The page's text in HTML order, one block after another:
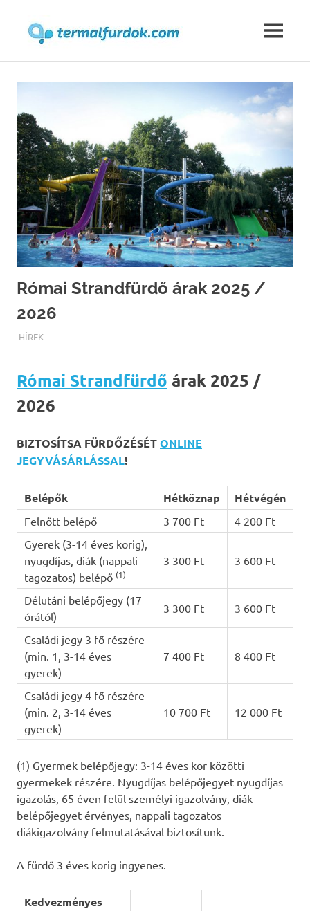
MENU
Római Strandfürdő árak 2025 /
2026
TERMALFURDOK.COM
HÍREK
Római Strandfürdő árak 2025 /
2026
BIZTOSÍTSA FÜRDŐZÉSÉTONLINE
JEGYVÁSÁRLÁSSAL!
Belépők Hétköznap Hétvégén
Felnőtt belépő 3 700 Ft
4 200 Ft
Gyerek (3-14 éves korig),
nyugdíjas, diák (nappali
tagozatos) belépő (1)
3 300 Ft 3 600 Ft
Délutáni belépőjegy (17
órától)
3 300 Ft 3 600 Ft
Családi jegy 3 fő részére
(min. 1, 3-14 éves
gyerek)
7 400 Ft 8 400 Ft
Családi jegy 4 fő részére
(min. 2, 3-14 éves
gyerek)
10 700 Ft 12 000 Ft
(1) Gyermek belépőjegy: 3-14 éves kor közötti
gyermekek részére. Nyugdíjas belépőjegyet nyugdíjas
igazolás, 65 éven felül személyi igazolvány, diák
belépőjegyet érvényes, nappali tagozatos
diákigazolvány felmutatásával biztosítunk.
A fürdő 3 éves korig ingyenes.
Kedvezményes